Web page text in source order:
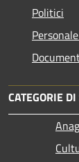
Politici
CATEGORIE